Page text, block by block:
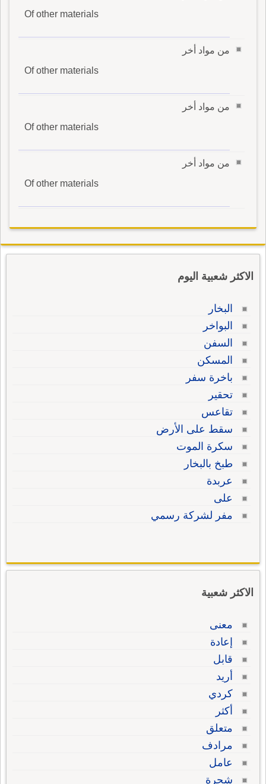
Of other materials
من مواد أخر
Of other materials
من مواد أخر
Of other materials
من مواد أخر
Of other materials
الاكثر شعبية اليوم
البخار
البواخر
السفن
المسكن
باخرة سفر
تحقير
تقاعس
سقط على الأرض
سكرة الموت
طبخ بالبخار
عربدة
على
مفر لشركة رسمي
الاكثر شعبية
معنى
إعادة
قابل
أريد
كردي
أكثر
متعلق
مرادف
عامل
شجرة